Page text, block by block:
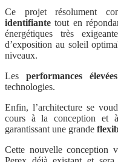
Ce projet résolument
identifiante tout en
énergétiques très
d’exposition au soleil
niveaux.
Lesperformances
technologies.
Enfin, l’architecture se
cours à la conception et à
garantissant une grande
Cette nouvelle conception